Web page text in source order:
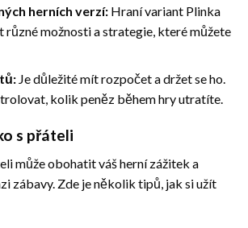
herních verzí:Hraní variant Plinka
různé možnosti a strategie, které můžete
Je důležité mít rozpočet a držet se ho.
kolik peněz během hry utratíte.
s přáteli
může obohatit váš herní zážitek a
zábavy. Zde je několik tipů, jak si užít